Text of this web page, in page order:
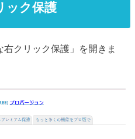
ック保護
クリック保護」を開きま